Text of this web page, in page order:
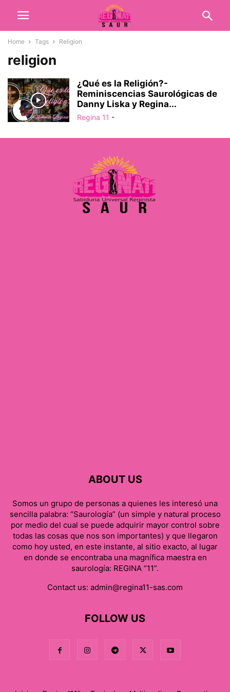
Home Tags Religion
religion
¿Qué es la Religión?-
Reminiscencias Saurológicas de
Danny Liska y Regina...
Regina 11 -
ABOUT US
Somos un grupo de personas a quienes les interesó una
sencilla palabra: “Saurología” (un simple y natural proceso
por medio del cual se puede adquirir mayor control sobre
todas las cosas que nos son importantes) y que llegaron
como hoy usted, en este instante, al sitio exacto, al lugar
en donde se encontraba una magnífica maestra en
saurología: REGINA “11”.
Contact us: admin@regina11-sas.com
FOLLOW US